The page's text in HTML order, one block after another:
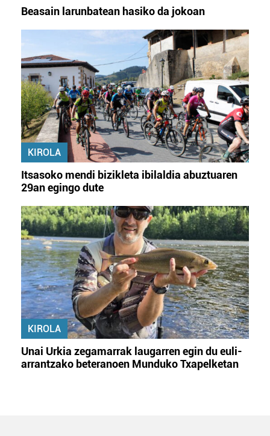
Beasain larunbatean hasiko da jokoan
KIROLA
Itsasoko mendi bizikleta ibilaldia abuztuaren
29an egingo dute
KIROLA
Unai Urkia zegamarrak laugarren egin du euli-
arrantzako beteranoen Munduko Txapelketan